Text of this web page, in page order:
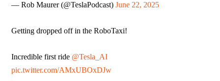
— Rob Maurer (@TeslaPodcast) June 22, 2025
Getting dropped off in the RoboTaxi!
Incredible first ride @Tesla_AI
pic.twitter.com/AMxUBOxDJw